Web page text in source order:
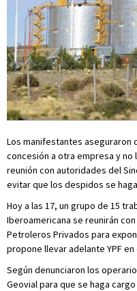
Los manifestantes aseguraron
concesión a otra empresa y no
reunión con autoridades del
evitar que los despidos se
Hoy a las 17, un grupo de 15
Iberoamericana se reunirán
Petroleros Privados para
propone llevar adelante YPF
Según denunciaron los
Geovial para que se haga